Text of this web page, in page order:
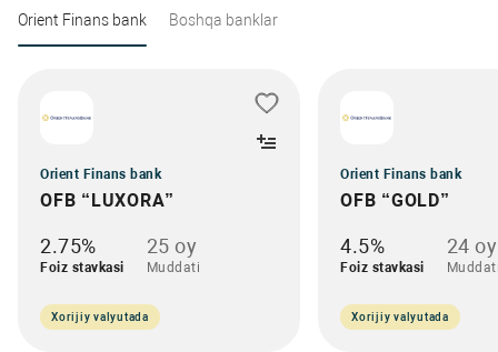
Orient Finans bank Boshqa banklar
Orient Finans bank
OFB “LUXORA”
2.75%
Foiz stavkasi
25 oy
Muddati
Xorijiy valyutada
Orient Finans bank
OFB “GOLD”
4.5%
Foiz stavkasi
24 oy
Xorijiy valyutada